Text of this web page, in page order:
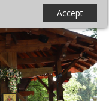
Accept